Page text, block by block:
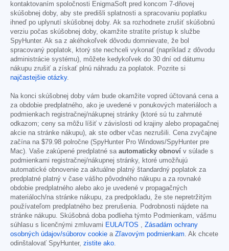
kontaktovaním spoločnosti EnigmaSoft pred koncom 7-dňovej
skúšobnej doby, aby ste predišli splatnosti a spracovaniu poplatku
ihneď po uplynutí skúšobnej doby. Ak sa rozhodnete zrušiť skúšobnú
verziu počas skúšobnej doby, okamžite stratíte prístup k službe
SpyHunter. Ak sa z akéhokoľvek dôvodu domnievate, že bol
spracovaný poplatok, ktorý ste nechceli vykonať (napríklad z dôvodu
administrácie systému), môžete kedykoľvek do 30 dní od dátumu
nákupu zrušiť a získať plnú náhradu za poplatok. Pozrite si
najčastejšie otázky.
Na konci skúšobnej doby vám bude okamžite vopred účtovaná cena a
za obdobie predplatného, ako je uvedené v ponukových materiáloch a
podmienkach registračnej/nákupnej stránky (ktoré sú tu zahrnuté
odkazom; ceny sa môžu líšiť v závislosti od krajiny alebo propagačnej
akcie na stránke nákupu), ak ste odber včas nezrušili. Cena zvyčajne
začína na $79.98 polročne (SpyHunter Pro Windows/SpyHunter pre
Mac). Vaše zakúpené predplatné sa automaticky obnoví v súlade s
podmienkami registračnej/nákupnej stránky, ktoré umožňujú
automatické obnovenie za aktuálne platný štandardný poplatok za
predplatné platný v čase vášho pôvodného nákupu a za rovnaké
obdobie predplatného alebo ako je uvedené v propagačných
materiáloch/na stránke nákupu, za predpokladu, že ste nepretržitým
používateľom predplatného bez prerušenia. Podrobnosti nájdete na
stránke nákupu. Skúšobná doba podlieha týmto Podmienkam, vášmu
súhlasu s licenčnými zmluvami EULA/TOS , Zásadám ochrany
osobných údajov/súborov cookie a Zľavovým podmienkam. Ak chcete
odinštalovať SpyHunter, zistite ako.